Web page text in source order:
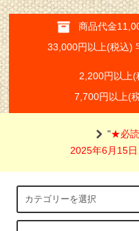
商品代金
33,000円以上(税込)
2,200円以上
7,700円以上(
"★必
2025年6月15